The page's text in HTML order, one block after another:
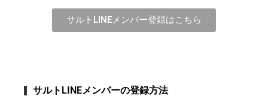
サルトLINEメンバー登録はこちら
サルトLINEメンバーの登録方法